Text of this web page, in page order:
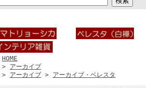
HOME
> アーカイブ
> アーカイブ > アーカイブ・ベレスタ